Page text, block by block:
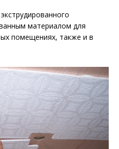
материалом для
помещениях, также и в